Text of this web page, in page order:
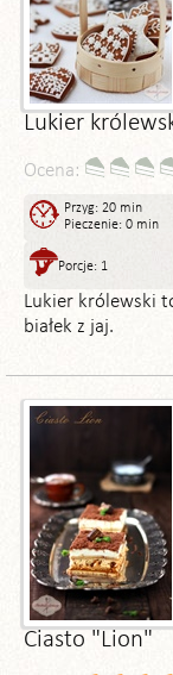
Lukier
Ocena:
Przyg: 20 min
Pieczenie: 0 min
Porcje: 1
Lukier królewski
białek z jaj.
Ciasto "Lion"